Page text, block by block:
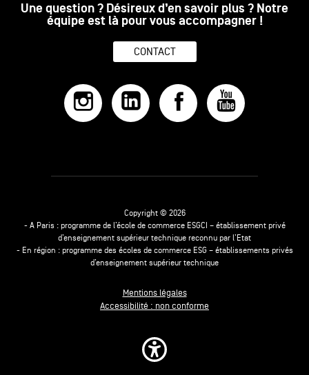
Une question ? Désireux d’en savoir plus ? Notre
équipe est là pour vous accompagner !
CONTACT
Copyright © 2026
- A Paris : programme de l’école de commerce ESGCI – établissement privé
d’enseignement supérieur technique reconnu par l’Etat
- En région : programme des écoles de commerce ESG – établissements privés
d’enseignement supérieur technique
Mentions légales
Accessibilité : non conforme